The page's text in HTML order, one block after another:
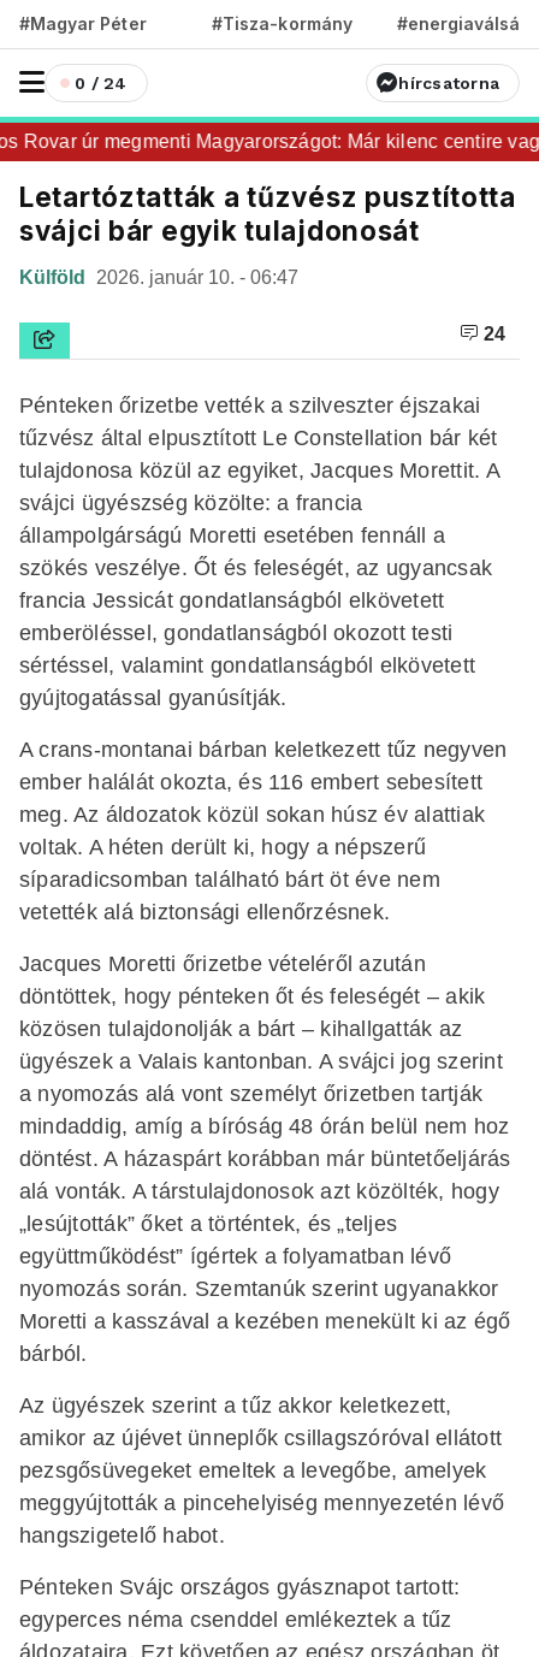
#Magyar Péter #Tisza-kormány #energiaválság
0 / 24 hírcsatorna
úr megmenti Magyarországot: Már kilenc centire
Letartóztatták a tűzvész pusztította
svájci bár egyik tulajdonosát
Külföld 2026. január 10. - 06:47
24
Pénteken őrizetbe vették a szilveszter éjszakai
tűzvész által elpusztított Le Constellation bár két
tulajdonosa közül az egyiket, Jacques Morettit. A
svájci ügyészség közölte: a francia
állampolgárságú Moretti esetében fennáll a
szökés veszélye. Őt és feleségét, az ugyancsak
francia Jessicát gondatlanságból elkövetett
emberöléssel, gondatlanságból okozott testi
sértéssel, valamint gondatlanságból elkövetett
gyújtogatással gyanúsítják.
A crans-montanai bárban keletkezett tűz negyven
ember halálát okozta, és 116 embert sebesített
meg. Az áldozatok közül sokan húsz év alattiak
voltak. A héten derült ki, hogy a népszerű
síparadicsomban található bárt öt éve nem
vetették alá biztonsági ellenőrzésnek.
Jacques Moretti őrizetbe vételéről azután
döntöttek, hogy pénteken őt és feleségét – akik
közösen tulajdonolják a bárt – kihallgatták az
ügyészek a Valais kantonban. A svájci jog szerint
a nyomozás alá vont személyt őrizetben tartják
mindaddig, amíg a bíróság 48 órán belül nem hoz
döntést. A házaspárt korábban már büntetőeljárás
alá vonták. A társtulajdonosok azt közölték, hogy
„lesújtották” őket a történtek, és „teljes
együttműködést” ígértek a folyamatban lévő
nyomozás során. Szemtanúk szerint ugyanakkor
Moretti a kasszával a kezében menekült ki az égő
bárból.
Az ügyészek szerint a tűz akkor keletkezett,
amikor az újévet ünneplők csillagszóróval ellátott
pezsgősüvegeket emeltek a levegőbe, amelyek
meggyújtották a pincehelyiség mennyezetén lévő
hangszigetelő habot.
Pénteken Svájc országos gyásznapot tartott:
egyperces néma csenddel emlékeztek a tűz
áldozataira. Ezt követően az egész országban öt